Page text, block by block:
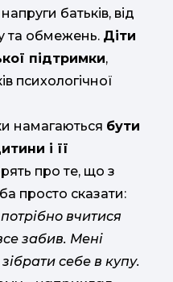
батьків, від
та обмежень. Діти
підтримки,
психологічної
намагаються бути
і її
про те, що з
просто сказати:
вчитися
забив. Мені
себе в купу.